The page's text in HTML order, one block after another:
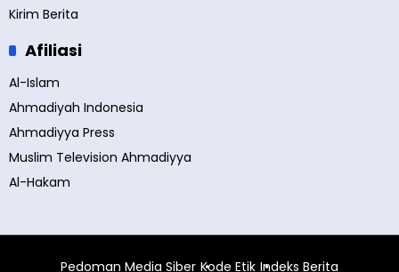
Kirim Berita
Afiliasi
Al-Islam
Ahmadiyah Indonesia
Ahmadiyya Press
Muslim Television Ahmadiyya
Al-Hakam
Pedoman Media Siber Kode Etik Indeks Berita